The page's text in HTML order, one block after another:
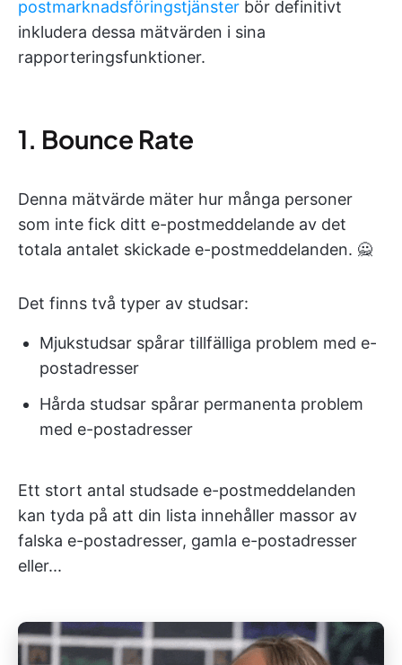
postmarknadsföringstjänster bör definitivt
inkludera dessa mätvärden i sina
rapporteringsfunktioner.
1. Bounce Rate
Denna mätvärde mäter hur många personer
som inte fick ditt e-postmeddelande av det
totala antalet skickade e-postmeddelanden. 🙅
Det finns två typer av studsar:
Mjukstudsar spårar tillfälliga problem med e-
postadresser
Hårda studsar spårar permanenta problem
med e-postadresser
Ett stort antal studsade e-postmeddelanden
kan tyda på att din lista innehåller massor av
falska e-postadresser, gamla e-postadresser
eller...